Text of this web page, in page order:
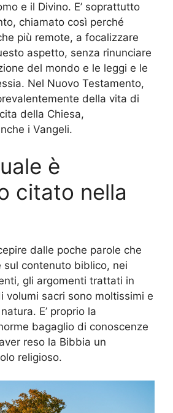
e il Divino. E’ soprattutto
chiamato così perché
più remote, a focalizzare
aspetto, senza rinunciare
del mondo e le leggi e le
Nel Nuovo Testamento,
della vita di
della Chiesa,
i Vangeli.
è
citato nella
dalle poche parole che
sul contenuto biblico, nei
gli argomenti trattati in
volumi sacri sono moltissimi e
E’ proprio la
bagaglio di conoscenze
reso la Bibbia un
religioso.